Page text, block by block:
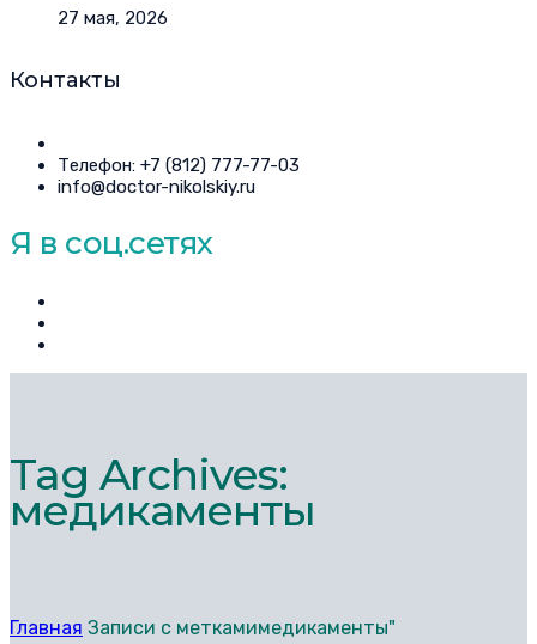
27 мая, 2026
Контакты
Телефон: +7 (812) 777-77-03
info@doctor-nikolskiy.ru
Я в соц.сетях
Tag Archives:
медикаменты
Главная Записи с меткамимедикаменты"